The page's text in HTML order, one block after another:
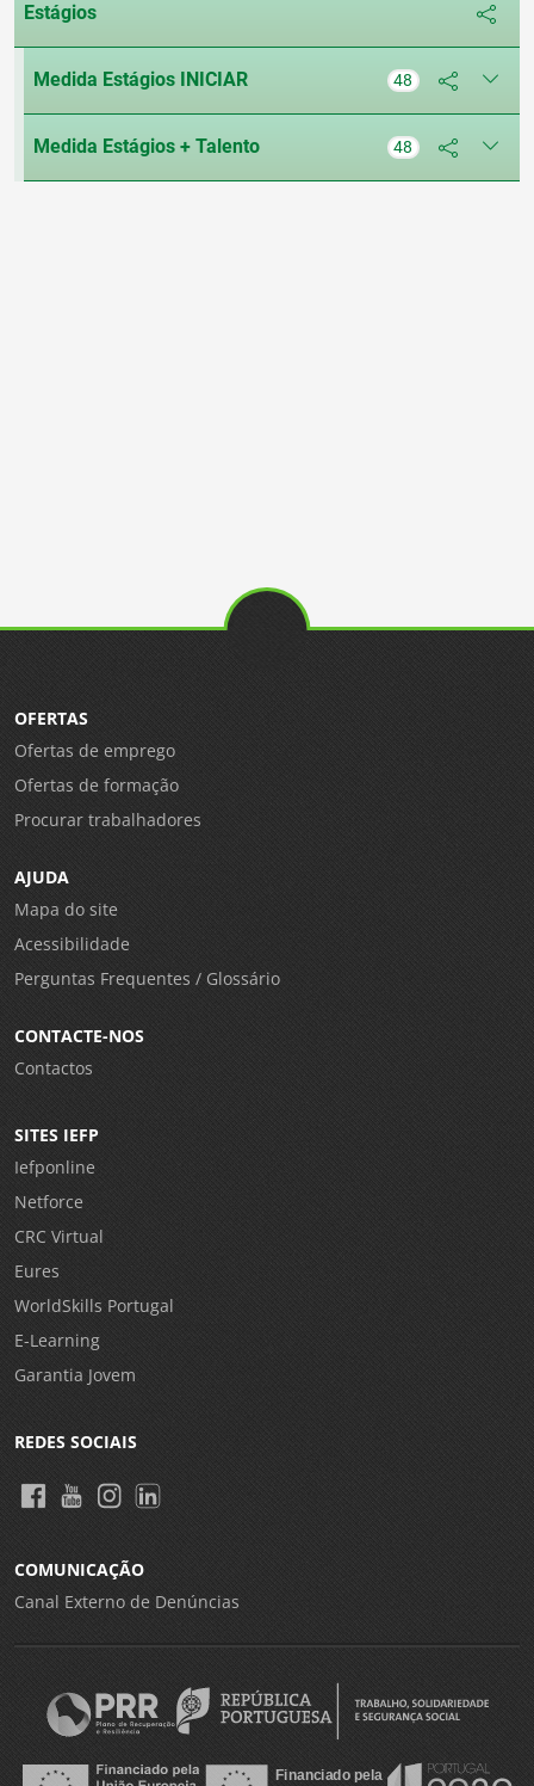
Estágios
Medida Estágios INICIAR 48
Medida Estágios + Talento 48
OFERTAS
Ofertas de emprego
Ofertas de formação
Procurar trabalhadores
AJUDA
Mapa do site
Acessibilidade
Perguntas Frequentes / Glossário
CONTACTE-NOS
Contactos
SITES IEFP
Iefponline
Netforce
CRC Virtual
Eures
WorldSkills Portugal
E-Learning
Garantia Jovem
REDES SOCIAIS
COMUNICAÇÃO
Canal Externo de Denúncias